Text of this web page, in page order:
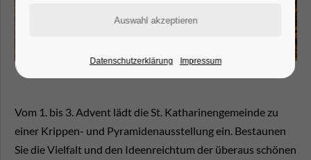
Vom 1. bis 3. Advent lädt die St. Katharinengemeinde zu
einer Krippen- und Pyramidenausstellung ein. Bestaunen
Sie die Vielfalt und den Ideenreichtum der überaus schönen
Datenschutzerklärung Impressum